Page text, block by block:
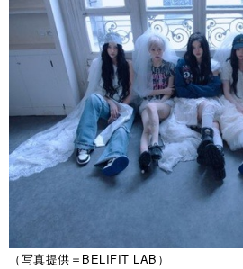
（写真提供＝BELIFIT LAB）